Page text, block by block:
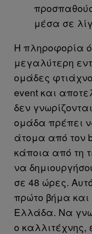
μέσα σε
Η πληροφορία
μεγαλύτερη
ομάδες
event και
δεν
ομάδα πρέπει
άτομα από τον
κάποια από τη
να
σε 48 ώρες.
πρώτο βήμα και
Ελλάδα. Να
ο